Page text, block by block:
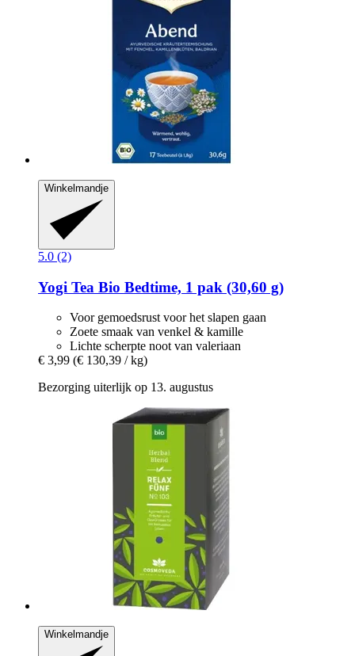
Winkelmandje
5.0 (2)
Yogi Tea Bio Bedtime, 1 pak (30,60 g)
Voor gemoedsrust voor het slapen gaan
Zoete smaak van venkel & kamille
Lichte scherpte noot van valeriaan
€ 3,99 (€ 130,39 / kg)
Bezorging uiterlijk op 13. augustus
Winkelmandje